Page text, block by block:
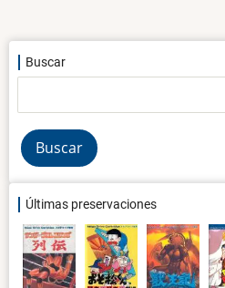
Buscar
Últimas preservaciones